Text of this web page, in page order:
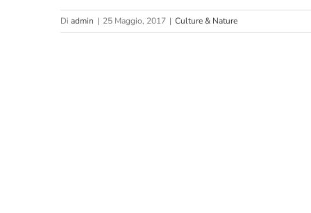
Di admin | 25 Maggio, 2017 | Culture & Nature